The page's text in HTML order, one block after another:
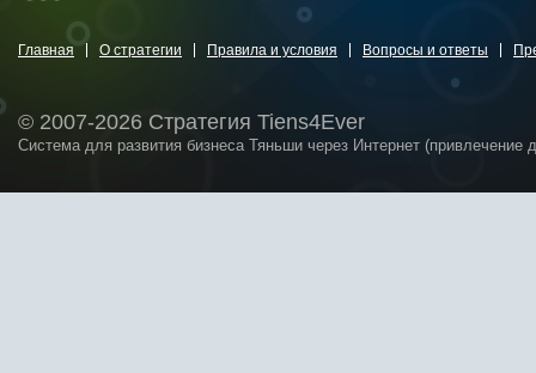
Главная О стратегии Правила и условия Вопросы и ответы
© 2007-2026 Стратегия Tiens4Ever
Система для развития бизнеса Тяньши через Интернет (привлечение